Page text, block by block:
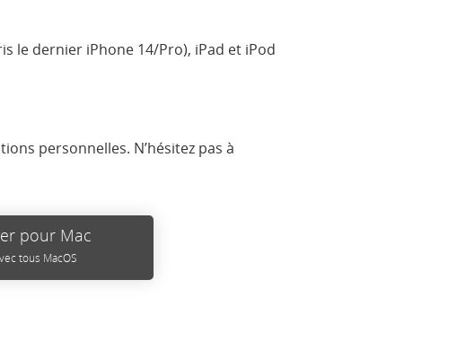
le dernier iPhone 14/Pro), iPad et iPod
personnelles. N’hésitez pas à
pour Mac
tous MacOS